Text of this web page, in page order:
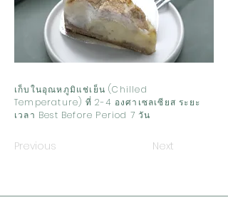
เก็บในอุณหภูมิแช่เย็น (Chilled
Temperature) ที่ 2-4 องศาเซลเซียส ระยะ
เวลา Best Before Period 7 วัน
Previous Next